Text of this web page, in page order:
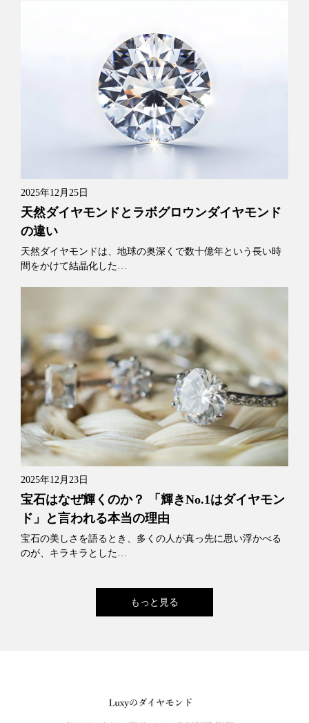
2025年12月25日
天然ダイヤモンドとラボグロウンダイヤモンド
の違い
天然ダイヤモンドは、地球の奥深くで数十億年という長い時
間をかけて結晶化した…
2025年12月23日
宝石はなぜ輝くのか？ 「輝きNo.1はダイヤモン
ド」と言われる本当の理由
宝石の美しさを語るとき、多くの人が真っ先に思い浮かべる
のが、キラキラとした…
もっと見る